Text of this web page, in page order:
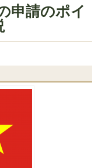
申請のポイ